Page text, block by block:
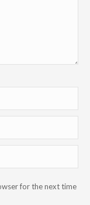
for the next time